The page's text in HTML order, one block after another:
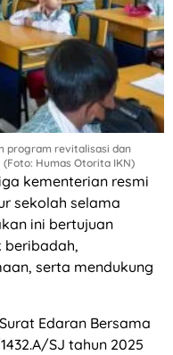
program revitalisasi dan
(Foto: Humas Otorita IKN)
kementerian resmi
sekolah selama
ini bertujuan
beribadah,
serta mendukung
Edaran Bersama
SJ tahun 2025